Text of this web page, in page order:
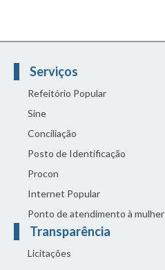
Serviços
Refeitório Popular
Sine
Conciliação
Posto de Identificação
Procon
Internet Popular
Ponto de atendimento à mulher
Transparência
Licitações